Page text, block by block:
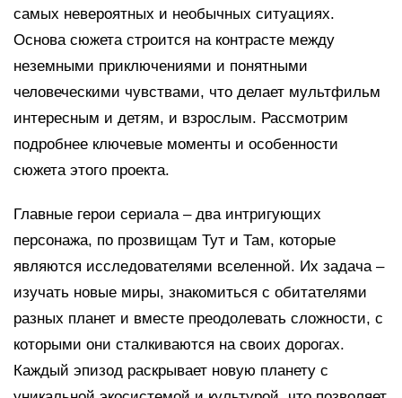
самых невероятных и необычных ситуациях.
Основа сюжета строится на контрасте между
неземными приключениями и понятными
человеческими чувствами, что делает мультфильм
интересным и детям, и взрослым. Рассмотрим
подробнее ключевые моменты и особенности
сюжета этого проекта.
Главные герои сериала – два интригующих
персонажа, по прозвищам Тут и Там, которые
являются исследователями вселенной. Их задача –
изучать новые миры, знакомиться с обитателями
разных планет и вместе преодолевать сложности, с
которыми они сталкиваются на своих дорогах.
Каждый эпизод раскрывает новую планету с